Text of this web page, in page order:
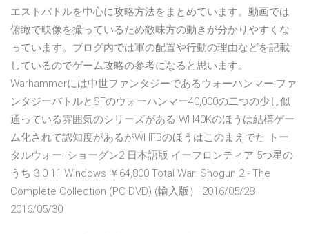
エストバトルを中心に攻略方法をまとめています。動画では
俯瞰で映像を撮っているため敵味方の動きが分かりやすくな
っています。ブログ内では軍の配置や行動の理由などを記載
しているのでゲーム攻略の参考になると思います。
Warhammerには中世ファンタジーであるウォーハンマー:ファ
ンタジーバトルとSFのウォーハンマー40,000の二つの少し似
通っている雰囲気のシリーズがある WH40Kのほうは結構ゲー
ム化されて認知度があるがWHFBのほうはこのまえでた トー
タルウォー: ショーグン2 日本語版 イーフロンティア 5つ星の
うち 3.0 11 Windows ￥64,800 Total War: Shogun 2 - The
Complete Collection (PC DVD) (輸入版） 2016/05/28
2016/05/30